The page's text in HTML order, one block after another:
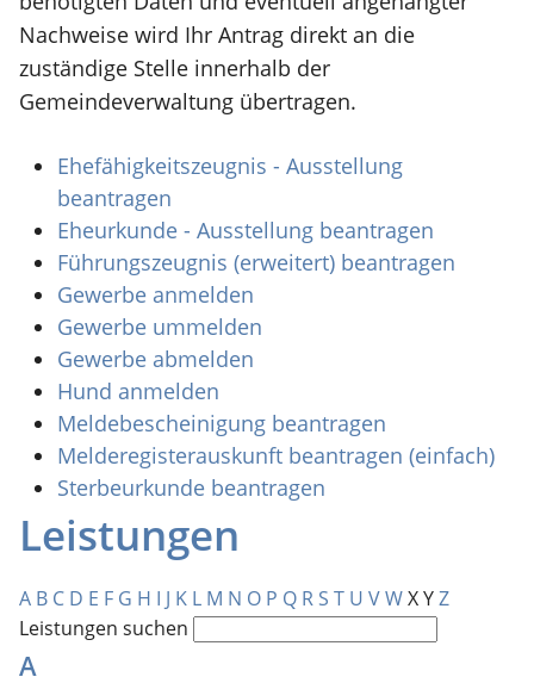
Nachweise wird Ihr Antrag direkt an die
zuständige Stelle innerhalb der
Gemeindeverwaltung übertragen.
Ehefähigkeitszeugnis - Ausstellung
beantragen
Eheurkunde - Ausstellung beantragen
Führungszeugnis (erweitert) beantragen
Gewerbe anmelden
Gewerbe ummelden
Gewerbe abmelden
Hund anmelden
Meldebescheinigung beantragen
Melderegisterauskunft beantragen (einfach)
Sterbeurkunde beantragen
Leistungen
A B C D E F G H I J K L M N O P Q R S T U VWXYZ
Leistungen suchen
A